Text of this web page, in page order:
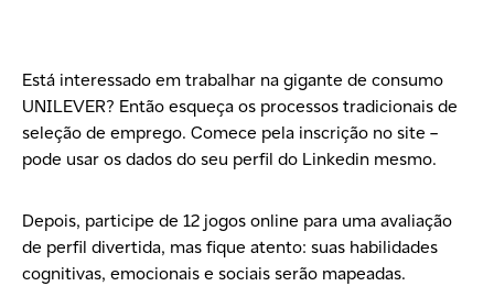
Está interessado em trabalhar na gigante de consumo
UNILEVER? Então esqueça os processos tradicionais de
seleção de emprego. Comece pela inscrição no site –
pode usar os dados do seu perfil do Linkedin mesmo.
Depois, participe de 12 jogos online para uma avaliação
de perfil divertida, mas fique atento: suas habilidades
cognitivas, emocionais e sociais serão mapeadas.